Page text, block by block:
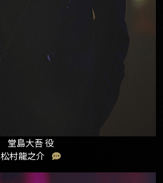
堂島大吾 役
松村龍之介